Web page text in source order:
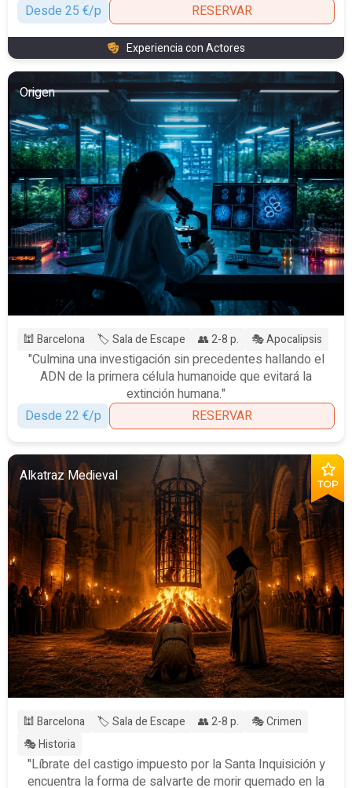
Desde 25 €/p
RESERVAR
Experiencia con Actores
Origen
🕍 Barcelona 🏷️ Sala de Escape 👥 2-8 p. 🎭 Apocalipsis
"Culmina una investigación sin precedentes hallando el
ADN de la primera célula humanoide que evitará la
extinción humana."
Desde 22 €/p
RESERVAR
TOP
Alkatraz Medieval
🕍 Barcelona 🏷️ Sala de Escape 👥 2-8 p.
🎭 Crimen
🎭 Historia
"Líbrate del castigo impuesto por la Santa Inquisición y
encuentra la forma de salvarte de morir quemado en la